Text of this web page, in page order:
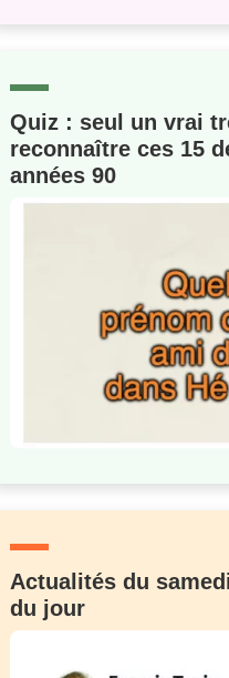
Quiz : seul un vrai
reconnaître ces 15
années 90
Actualités du
du jour